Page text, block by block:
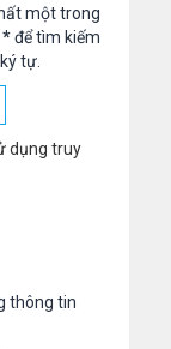
một trong
*để tìm kiếm
tự.
dụng truy
thông tin